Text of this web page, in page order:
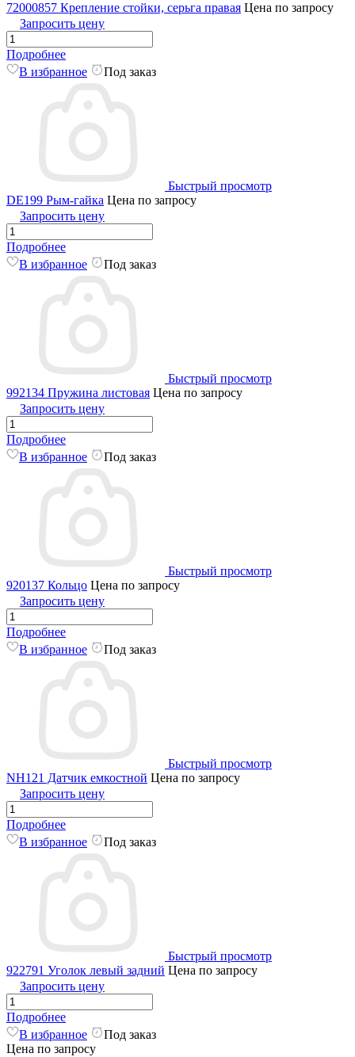
72000857 Крепление стойки, серьга правая Цена по запросу
Запросить цену
Подробнее
В избранное
Под заказ
Быстрый просмотр
DE199 Рым-гайка Цена по запросу
Запросить цену
Подробнее
В избранное
Под заказ
Быстрый просмотр
992134 Пружина листовая Цена по запросу
Запросить цену
Подробнее
В избранное
Под заказ
Быстрый просмотр
920137 Кольцо Цена по запросу
Запросить цену
Подробнее
В избранное
Под заказ
Быстрый просмотр
NH121 Датчик емкостной Цена по запросу
Запросить цену
Подробнее
В избранное
Под заказ
Быстрый просмотр
922791 Уголок левый задний Цена по запросу
Запросить цену
Подробнее
В избранное
Под заказ
Цена по запросу